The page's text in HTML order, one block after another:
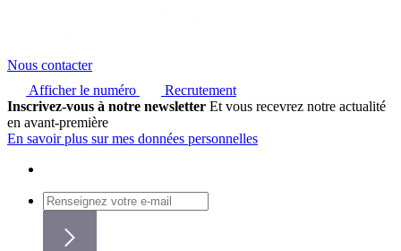
Nous contacter
Afficher le numéro
Recrutement
Inscrivez-vous à notre newsletter Et vous recevrez notre actualité
en avant-première
En savoir plus sur mes données personnelles